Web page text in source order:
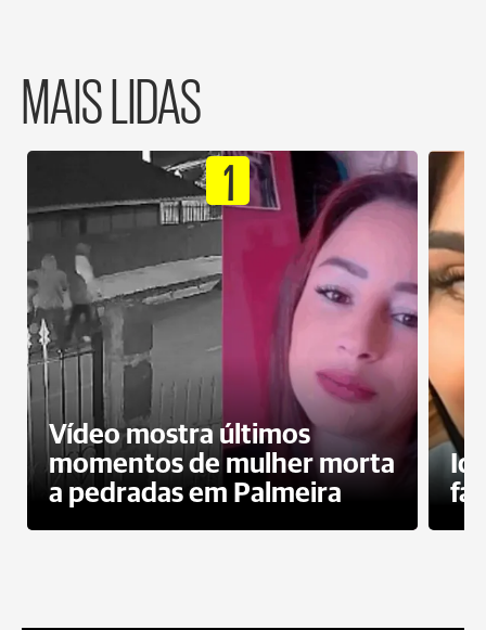
MAIS LIDAS
1
Vídeo mostra últimos
momentos de mulher morta
a pedradas em Palmeira